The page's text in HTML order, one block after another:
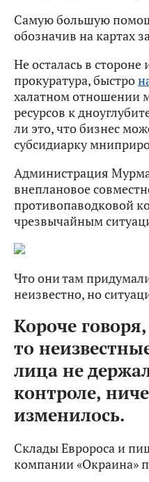
Самую большую
обозначив на картах
Не осталась в
прокуратура, быстро
халатном отношении
ресурсов к
ли это, что бизнес
субсидиарку
Администрация
внеплановое
противопаводковой
чрезвычайным
Что они там
неизвестно, но
Короче
то
лица не
контроле,
изменилось.
Склады Евророса и
компании «Окраина»